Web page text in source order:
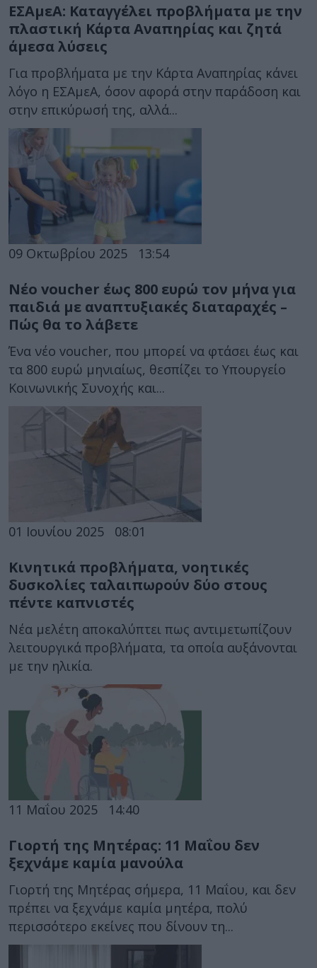
ΕΣΑμεΑ: Καταγγέλει προβλήματα με την
πλαστική Κάρτα Αναπηρίας και ζητά
άμεσα λύσεις
Για προβλήματα με την Κάρτα Αναπηρίας κάνει
λόγο η ΕΣΑμεΑ, όσον αφορά στην παράδοση και
στην επικύρωσή της, αλλά...
09 Οκτωβρίου 2025 13:54
Νέο voucher έως 800 ευρώ τον μήνα για
παιδιά με αναπτυξιακές διαταραχές –
Πώς θα το λάβετε
Ένα νέο voucher, που μπορεί να φτάσει έως και
τα 800 ευρώ μηνιαίως, θεσπίζει το Υπουργείο
Κοινωνικής Συνοχής και...
01 Ιουνίου 2025 08:01
Κινητικά προβλήματα, νοητικές
δυσκολίες ταλαιπωρούν δύο στους
πέντε καπνιστές
Νέα μελέτη αποκαλύπτει πως αντιμετωπίζουν
λειτουργικά προβλήματα, τα οποία αυξάνονται
με την ηλικία.
11 Μαΐου 2025 14:40
Γιορτή της Μητέρας: 11 Μαΐου δεν
ξεχνάμε καμία μανούλα
Γιορτή της Μητέρας σήμερα, 11 Μαΐου, και δεν
πρέπει να ξεχνάμε καμία μητέρα, πολύ
περισσότερο εκείνες που δίνουν τη...